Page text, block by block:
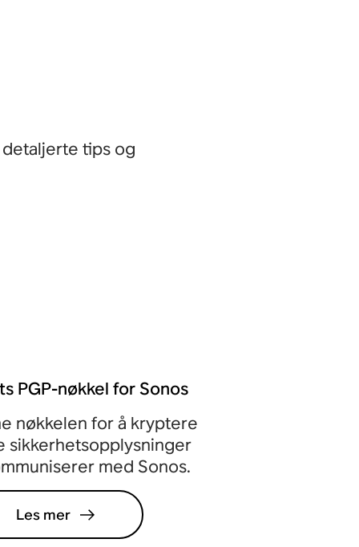
tips og
PGP-nøkkel for Sonos
nøkkelen for å kryptere
sikkerhetsopplysninger
med Sonos.
Les mer